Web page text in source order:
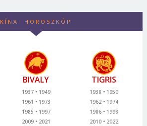
KÍNAI HOROSZKÓP
BIVALY
1937
1949
1961
1973
1985
1997
2009
2021
TIGRIS
1938
1950
1962
1974
1986
1998
2010
2022